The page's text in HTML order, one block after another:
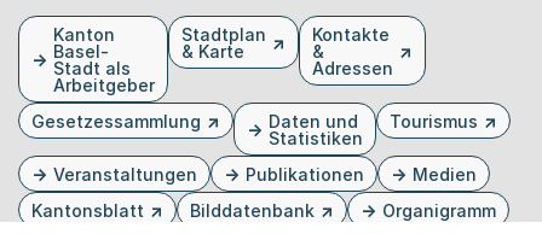
FusszeileKanton
Basel-
Stadt als
Arbeitgeber
Stadtplan
& Karte
Kontakte
&
Adressen
Gesetzessammlung
Daten und
Statistiken
Tourismus
Veranstaltungen Publikationen
Medien
Kantonsblatt
Bilddatenbank Organigramm